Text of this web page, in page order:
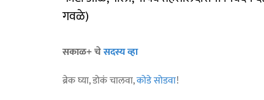
गवळे)
सकाळ+ चेसदस्य व्हा
ब्रेक घ्या, डोकं चालवा,कोडे सोडवा!